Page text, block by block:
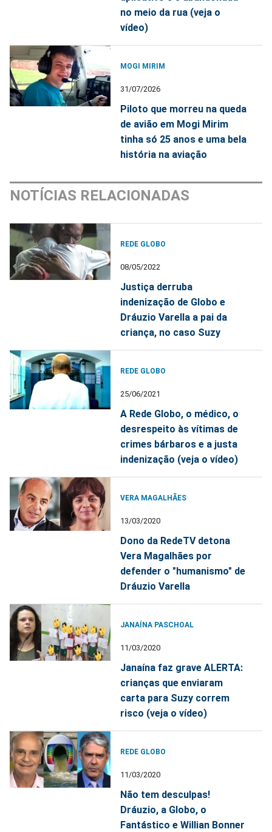
no meio da rua (veja o
vídeo)
MOGI MIRIM
31/07/2026
Piloto que morreu na queda
de avião em Mogi Mirim
tinha só 25 anos e uma bela
história na aviação
NOTÍCIAS RELACIONADAS
REDE GLOBO
08/05/2022
Justiça derruba
indenização de Globo e
Dráuzio Varella a pai da
criança, no caso Suzy
REDE GLOBO
25/06/2021
A Rede Globo, o médico, o
desrespeito às vítimas de
crimes bárbaros e a justa
indenização (veja o vídeo)
VERA MAGALHÃES
13/03/2020
Dono da RedeTV detona
Vera Magalhães por
defender o "humanismo" de
Dráuzio Varella
JANAÍNA PASCHOAL
11/03/2020
Janaína faz grave ALERTA:
crianças que enviaram
carta para Suzy correm
risco (veja o vídeo)
REDE GLOBO
11/03/2020
Não tem desculpas!
Dráuzio, a Globo, o
Fantástico e Willian Bonner